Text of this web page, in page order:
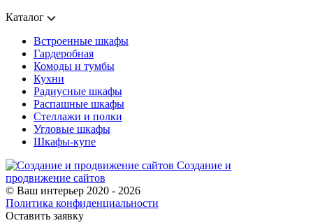
Каталог
Встроенные шкафы
Гардеробная
Комоды и тумбы
Кухни
Радиусные шкафы
Распашные шкафы
Стеллажи и полки
Угловые шкафы
Шкафы-купе
Создание и
продвижение сайтов
© Ваш интерьер 2020 - 2026
Политика конфиденциальности
Оставить заявку